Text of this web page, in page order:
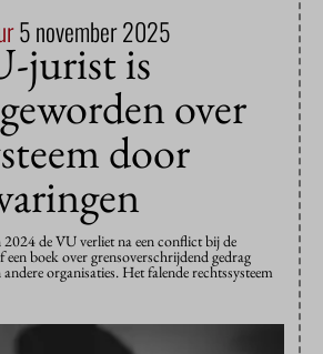
5 november 2025
jurist is
over
door
de VU verliet na een conflict bij de
boek over grensoverschrijdend gedrag
organisaties. Het falende rechtssysteem